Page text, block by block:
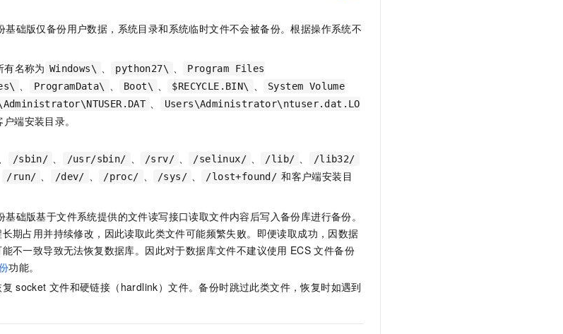
基础版仅备份用户数据，系统目录和系统临时文件不会被备份。根据操作系统不
有名称为 Windows\ 、 python27\ 、
Program Files
、 ProgramData\ 、 Boot\ 、 $RECYCLE.BIN\ 、
System Volume
、
Users\Administrator\ntuser.dat.LO
户端安装目录。
/sbin/ 、 /usr/sbin/ 、 /srv/ 、 /selinux/ 、 /lib/ 、 /lib32/
/run/ 、 /dev/ 、 /proc/ 、 /sys/ 、 /lost+found/ 和客户端安装目
基础版基于文件系统提供的文件读写接口读取文件内容后写入备份库进行备份。
期占用并持续修改，因此读取此类文件可能频繁失败。即便读取成功，因数据
不一致导致无法恢复数据库。因此对于数据库文件不建议使用 ECS 文件备份
功能。
socket 文件和硬链接（hardlink）文件。备份时跳过此类文件，恢复时如遇到